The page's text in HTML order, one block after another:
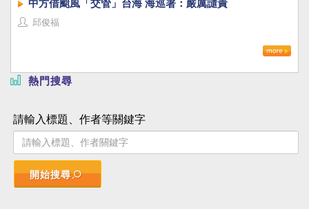
中方借颱風「交管」台海 海巡署：嚴厲譴責
邱俊福
熱門搜尋
請輸入標題、作者等關鍵字
開始搜尋